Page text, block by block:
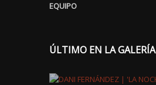
EQUIPO
ÚLTIMO EN LA GALERÍA